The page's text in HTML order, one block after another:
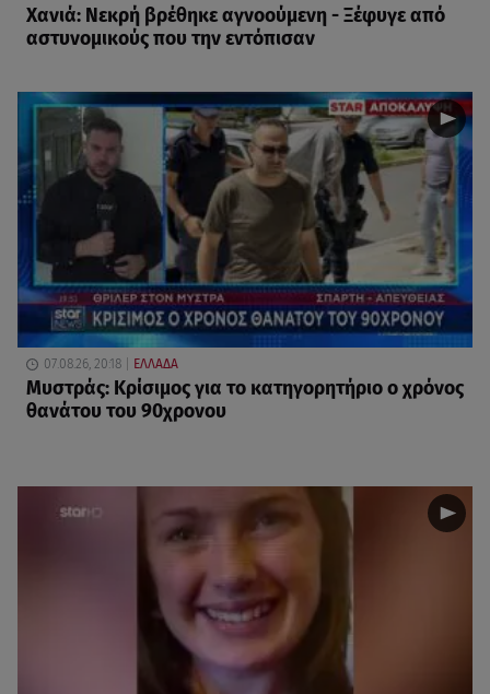
Χανιά: Νεκρή βρέθηκε αγνοούμενη - Ξέφυγε από
αστυνομικούς που την εντόπισαν
07.08.26, 20:18 ΕΛΛΑΔΑ
Μυστράς: Κρίσιμος για το κατηγορητήριο ο χρόνος
θανάτου του 90χρονου